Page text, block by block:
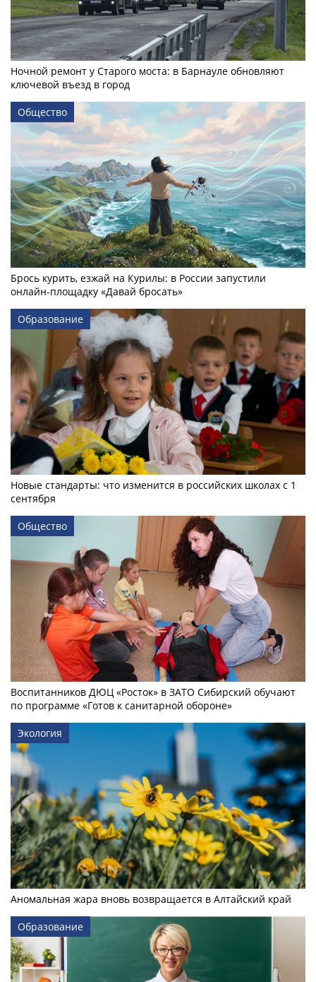
Ночной ремонт у Старого моста: в Барнауле обновляют
ключевой въезд в город
Общество
Брось курить, езжай на Курилы: в России запустили
онлайн-­площадку «Давай бросать»
Образование
Новые стандарты: что изменится в российских школах с 1
сентября
Общество
Воспитанников ДЮЦ «Росток» в ЗАТО Сибирский обучают
по программе «Готов к санитарной обороне»
Экология
Аномальная жара вновь возвращается в Алтайский край
Образование